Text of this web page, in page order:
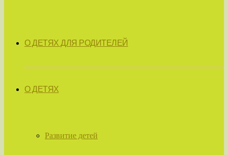
О ДЕТЯХ ДЛЯ РОДИТЕЛЕЙ
О ДЕТЯХ
Развитие детей